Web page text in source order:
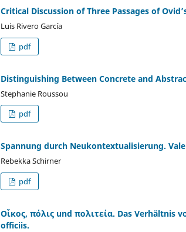
Critical Discussion of Three Passages of
Luis Rivero García
pdf
Distinguishing Between Concrete and
Stephanie Roussou
pdf
Spannung durch Neukontextualisierung.
Rebekka Schirner
pdf
Οἶκος, πόλις und πολιτεία. Das Verhältnis
officiis.